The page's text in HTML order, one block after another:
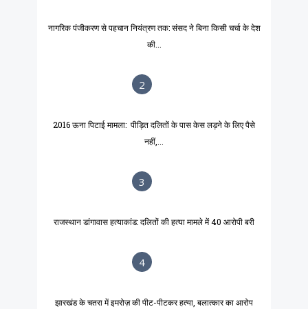
नागरिक पंजीकरण से पहचान नियंत्रण तक: संसद ने बिना किसी चर्चा के देश
की...
2
2016 ऊना पिटाई मामला: पीड़ित दलितों के पास केस लड़ने के लिए पैसे
नहीं,...
3
राजस्थान डांगावास हत्याकांड: दलितों की हत्या मामले में 40 आरोपी बरी
4
झारखंड के चतरा में इमरोज़ की पीट-पीटकर हत्या, बलात्कार का आरोप